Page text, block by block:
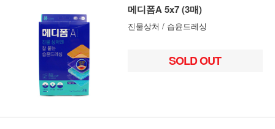
메디폼A 5x7 (3매)
진물상처 / 습윤드레싱
SOLD OUT